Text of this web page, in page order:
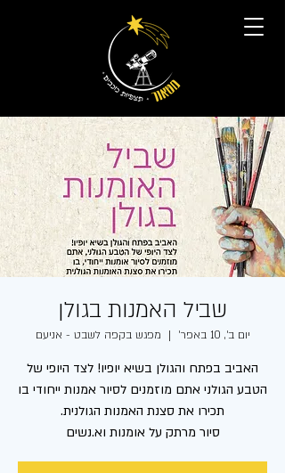
שביל האמנות בגולן
יום ב׳, 10 באפר׳
  |
מפגש בקפה לשבט - אניעם
האביב בפתח והגולן בשיא יופיו! לצד היופי של
הטבע הגולני אתם מוזמנים לסיור אמנות ייחודי בו
סיור מרתק על אומנות וא.נשים